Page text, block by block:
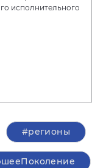
исполнительного
#регионы